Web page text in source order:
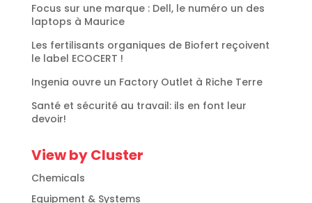
Focus sur une marque : Dell, le numéro un des
laptops à Maurice
Les fertilisants organiques de Biofert reçoivent
le label ECOCERT !
Ingenia ouvre un Factory Outlet à Riche Terre
Santé et sécurité au travail: ils en font leur
devoir!
View by Cluster
Chemicals
Equipment & Systems